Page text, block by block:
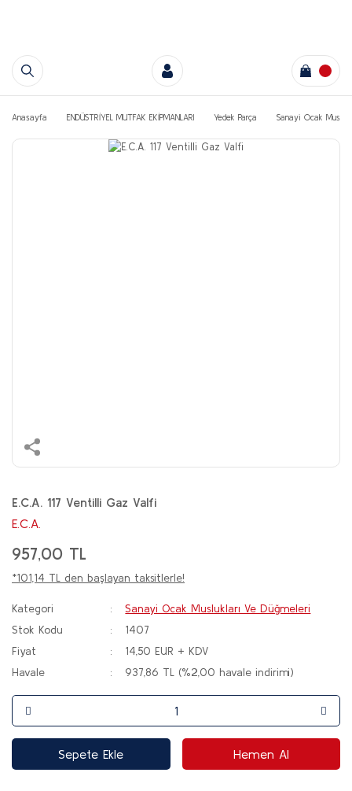
Anasayfa ENDÜSTRİYEL MUTFAK EKİPMANLARI Yedek Parça Sanayi Ocak
E.C.A. 117 Ventilli Gaz Valfi
E.C.A.
957,00 TL
*101,14 TL den başlayan taksitlerle!
Kategori
Sanayi Ocak Muslukları Ve Düğmeleri
Stok Kodu
1407
Fiyat
14,50 EUR + KDV
Havale
937,86 TL (%2,00 havale indirimi)
Sepete Ekle Hemen Al